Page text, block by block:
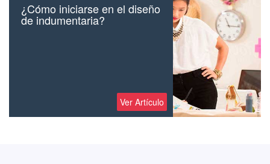
¿Cómo iniciarse en el diseño
de indumentaria?
Ver Artículo